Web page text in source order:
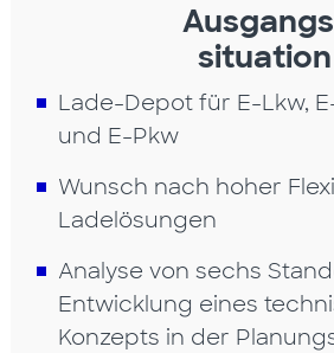
situation
Lade-Depot für E-Lkw,
und E-Pkw
Wunsch nach hoher
Ladelösungen
Analyse von sechs
Entwicklung eines
Konzepts in der